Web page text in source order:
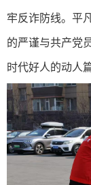
牢反诈防线。平
的严谨与共产党
时代好人的动人